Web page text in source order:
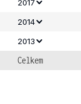
2017
2014
2013
Celkem